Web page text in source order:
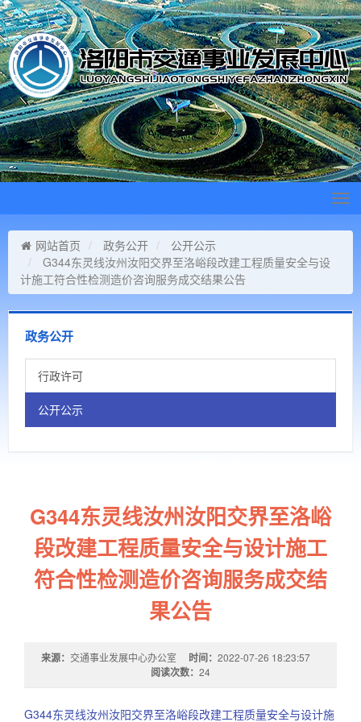
网站首页
政务公开
公开公示
G344东灵线汝州汝阳交界至洛峪段改建工程质量安全与设
计施工符合性检测造价咨询服务成交结果公告
政务公开
行政许可
公开公示
G344东灵线汝州汝阳交界至洛峪
段改建工程质量安全与设计施工
符合性检测造价咨询服务成交结
果公告
来源： 交通事业发展中心办公室 时间： 2022-07-26 18:23:57
阅读次数： 24
G344东灵线汝州汝阳交界至洛峪段改建工程质量安全与设计施